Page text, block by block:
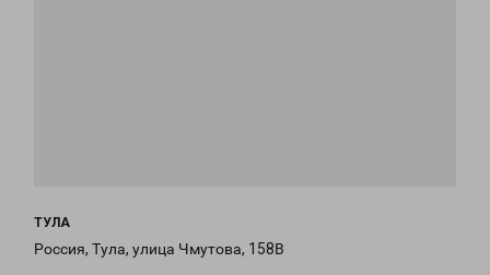
ТУЛА
Россия, Тула, улица Чмутова, 158В